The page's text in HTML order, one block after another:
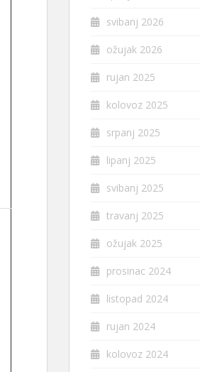
svibanj 2026
ožujak 2026
rujan 2025
kolovoz 2025
srpanj 2025
lipanj 2025
svibanj 2025
travanj 2025
ožujak 2025
prosinac 2024
listopad 2024
rujan 2024
kolovoz 2024